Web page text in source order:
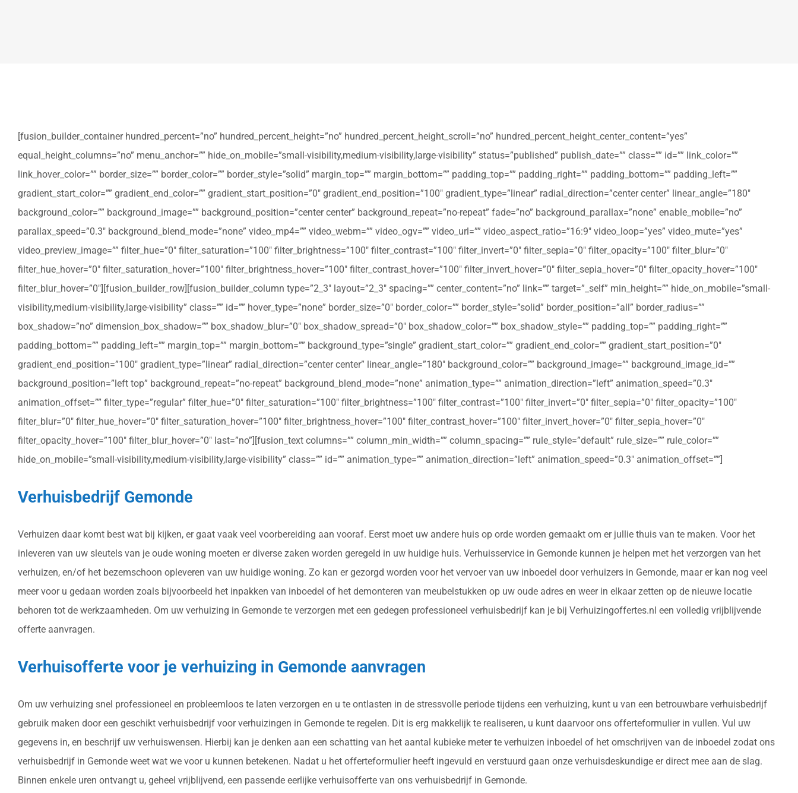
[fusion_builder_container hundred_percent=”no” hundred_percent_height=”no” hundred_percent_height_scroll=”no” hundred_percent_height_center_content=”yes”
equal_height_columns=”no” menu_anchor=”” hide_on_mobile=”small-visibility,medium-visibility,large-visibility” status=”published” publish_date=”” class=”” id=”” link_color=””
link_hover_color=”” border_size=”” border_color=”” border_style=”solid” margin_top=”” margin_bottom=”” padding_top=”” padding_right=”” padding_bottom=”” padding_left=””
gradient_start_color=”” gradient_end_color=”” gradient_start_position=”0″ gradient_end_position=”100″ gradient_type=”linear” radial_direction=”center center” linear_angle=”180″
background_color=”” background_image=”” background_position=”center center” background_repeat=”no-repeat” fade=”no” background_parallax=”none” enable_mobile=”no”
parallax_speed=”0.3″ background_blend_mode=”none” video_mp4=”” video_webm=”” video_ogv=”” video_url=”” video_aspect_ratio=”16:9″ video_loop=”yes” video_mute=”yes”
video_preview_image=”” filter_hue=”0″ filter_saturation=”100″ filter_brightness=”100″ filter_contrast=”100″ filter_invert=”0″ filter_sepia=”0″ filter_opacity=”100″ filter_blur=”0″
filter_hue_hover=”0″ filter_saturation_hover=”100″ filter_brightness_hover=”100″ filter_contrast_hover=”100″ filter_invert_hover=”0″ filter_sepia_hover=”0″ filter_opacity_hover=”100″
filter_blur_hover=”0″][fusion_builder_row][fusion_builder_column type=”2_3″ layout=”2_3″ spacing=”” center_content=”no” link=”” target=”_self” min_height=”” hide_on_mobile=”small-
visibility,medium-visibility,large-visibility” class=”” id=”” hover_type=”none” border_size=”0″ border_color=”” border_style=”solid” border_position=”all” border_radius=””
box_shadow=”no” dimension_box_shadow=”” box_shadow_blur=”0″ box_shadow_spread=”0″ box_shadow_color=”” box_shadow_style=”” padding_top=”” padding_right=””
padding_bottom=”” padding_left=”” margin_top=”” margin_bottom=”” background_type=”single” gradient_start_color=”” gradient_end_color=”” gradient_start_position=”0″
gradient_end_position=”100″ gradient_type=”linear” radial_direction=”center center” linear_angle=”180″ background_color=”” background_image=”” background_image_id=””
background_position=”left top” background_repeat=”no-repeat” background_blend_mode=”none” animation_type=”” animation_direction=”left” animation_speed=”0.3″
animation_offset=”” filter_type=”regular” filter_hue=”0″ filter_saturation=”100″ filter_brightness=”100″ filter_contrast=”100″ filter_invert=”0″ filter_sepia=”0″ filter_opacity=”100″
filter_blur=”0″ filter_hue_hover=”0″ filter_saturation_hover=”100″ filter_brightness_hover=”100″ filter_contrast_hover=”100″ filter_invert_hover=”0″ filter_sepia_hover=”0″
filter_opacity_hover=”100″ filter_blur_hover=”0″ last=”no”][fusion_text columns=”” column_min_width=”” column_spacing=”” rule_style=”default” rule_size=”” rule_color=””
hide_on_mobile=”small-visibility,medium-visibility,large-visibility” class=”” id=”” animation_type=”” animation_direction=”left” animation_speed=”0.3″ animation_offset=””]
Verhuisbedrijf Gemonde
Verhuizen daar komt best wat bij kijken, er gaat vaak veel voorbereiding aan vooraf. Eerst moet uw andere huis op orde worden gemaakt om er jullie thuis van te maken. Voor het
inleveren van uw sleutels van je oude woning moeten er diverse zaken worden geregeld in uw huidige huis. Verhuisservice in Gemonde kunnen je helpen met het verzorgen van het
verhuizen, en/of het bezemschoon opleveren van uw huidige woning. Zo kan er gezorgd worden voor het vervoer van uw inboedel door verhuizers in Gemonde, maar er kan nog veel
meer voor u gedaan worden zoals bijvoorbeeld het inpakken van inboedel of het demonteren van meubelstukken op uw oude adres en weer in elkaar zetten op de nieuwe locatie
behoren tot de werkzaamheden. Om uw verhuizing in Gemonde te verzorgen met een gedegen professioneel verhuisbedrijf kan je bij Verhuizingoffertes.nl een volledig vrijblijvende
offerte aanvragen.
Verhuisofferte voor je verhuizing in Gemonde aanvragen
Om uw verhuizing snel professioneel en probleemloos te laten verzorgen en u te ontlasten in de stressvolle periode tijdens een verhuizing, kunt u van een betrouwbare verhuisbedrijf
gebruik maken door een geschikt verhuisbedrijf voor verhuizingen in Gemonde te regelen. Dit is erg makkelijk te realiseren, u kunt daarvoor ons offerteformulier in vullen. Vul uw
gegevens in, en beschrijf uw verhuiswensen. Hierbij kan je denken aan een schatting van het aantal kubieke meter te verhuizen inboedel of het omschrijven van de inboedel zodat ons
verhuisbedrijf in Gemonde weet wat we voor u kunnen betekenen. Nadat u het offerteformulier heeft ingevuld en verstuurd gaan onze verhuisdeskundige er direct mee aan de slag.
Binnen enkele uren ontvangt u, geheel vrijblijvend, een passende eerlijke verhuisofferte van ons verhuisbedrijf in Gemonde.